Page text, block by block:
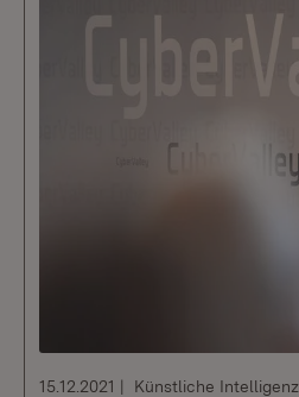
15.12.2021 Künstliche Intelligenz